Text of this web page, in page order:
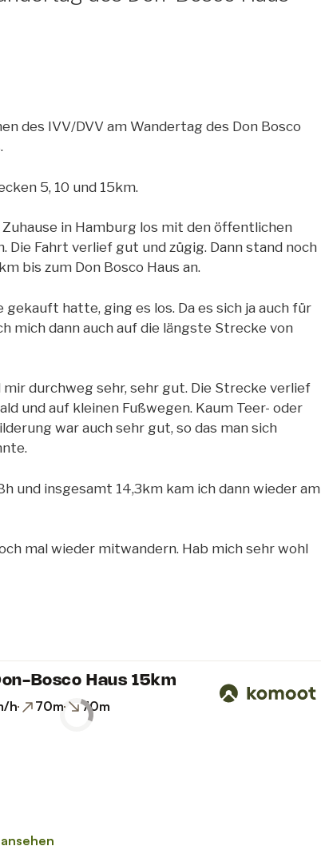
des IVV/DVV am Wandertag des Don Bosco
5, 10 und 15km.
in Hamburg los mit den öffentlichen
Die Fahrt verlief gut und zügig. Dann stand noch
bis zum Don Bosco Haus an.
hatte, ging es los. Da es sich ja auch für
mich dann auch auf die längste Strecke von
durchweg sehr, sehr gut. Die Strecke verlief
und auf kleinen Fußwegen. Kaum Teer- oder
war auch sehr gut, so das man sich
und insgesamt 14,3km kam ich dann wieder am
mal wieder mitwandern. Hab mich sehr wohl